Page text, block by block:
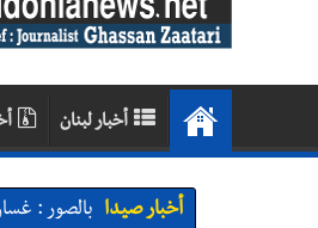
أخبار لبنان
أخبار صيدا بالصور :